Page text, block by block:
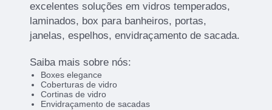
excelentes soluções em vidros temperados,
laminados, box para banheiros, portas,
janelas, espelhos, envidraçamento de sacada.
Saiba mais sobre nós:
Boxes elegance
Coberturas de vidro
Cortinas de vidro
Envidraçamento de sacadas